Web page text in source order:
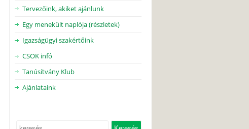
Tervezőink, akiket ajánlunk
Egy menekült naplója (részletek)
Igazságügyi szakértőink
CSOK infó
Tanúsítvány Klub
Ajánlataink